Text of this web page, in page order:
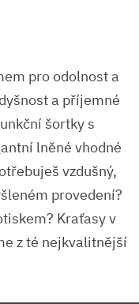
pro odolnost a
a příjemné
šortky s
lněné vhodné
vzdušný,
provedení?
Kraťasy v
z té nejkvalitnější